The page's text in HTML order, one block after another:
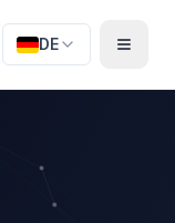
DE